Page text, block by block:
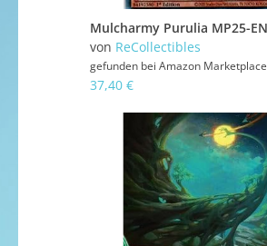
von ReCollectibles
gefunden bei Amazon Marketplace
37,40 €